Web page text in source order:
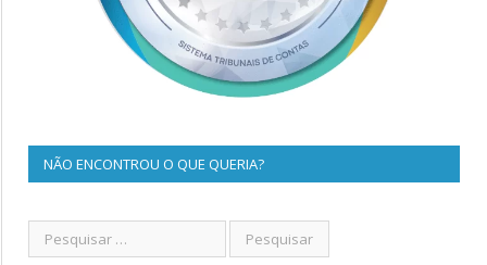
NÃO ENCONTROU O QUE QUERIA?